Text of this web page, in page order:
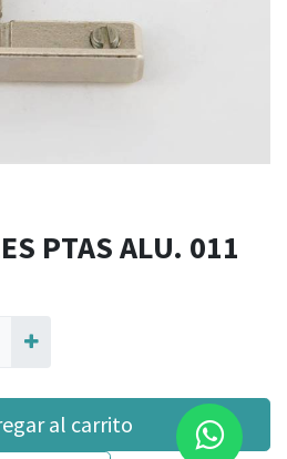
PTAS ALU. 011
al carrito